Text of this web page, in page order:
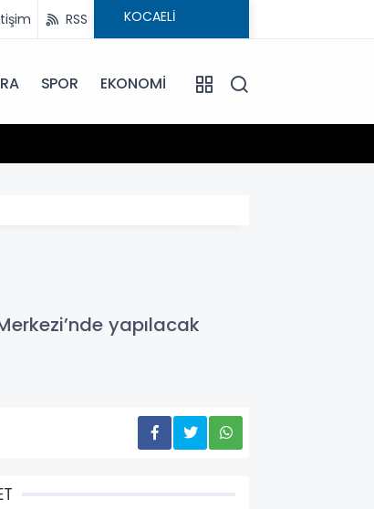
RSS
SPOR EKONOMİ
yapılacak